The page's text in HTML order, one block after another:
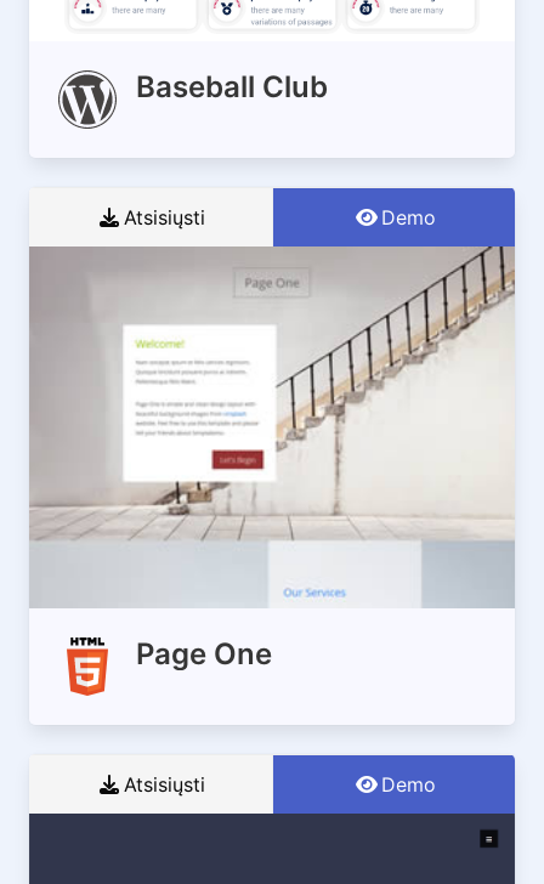
Baseball Club
Atsisiųsti Demo
Page One
Atsisiųsti Demo